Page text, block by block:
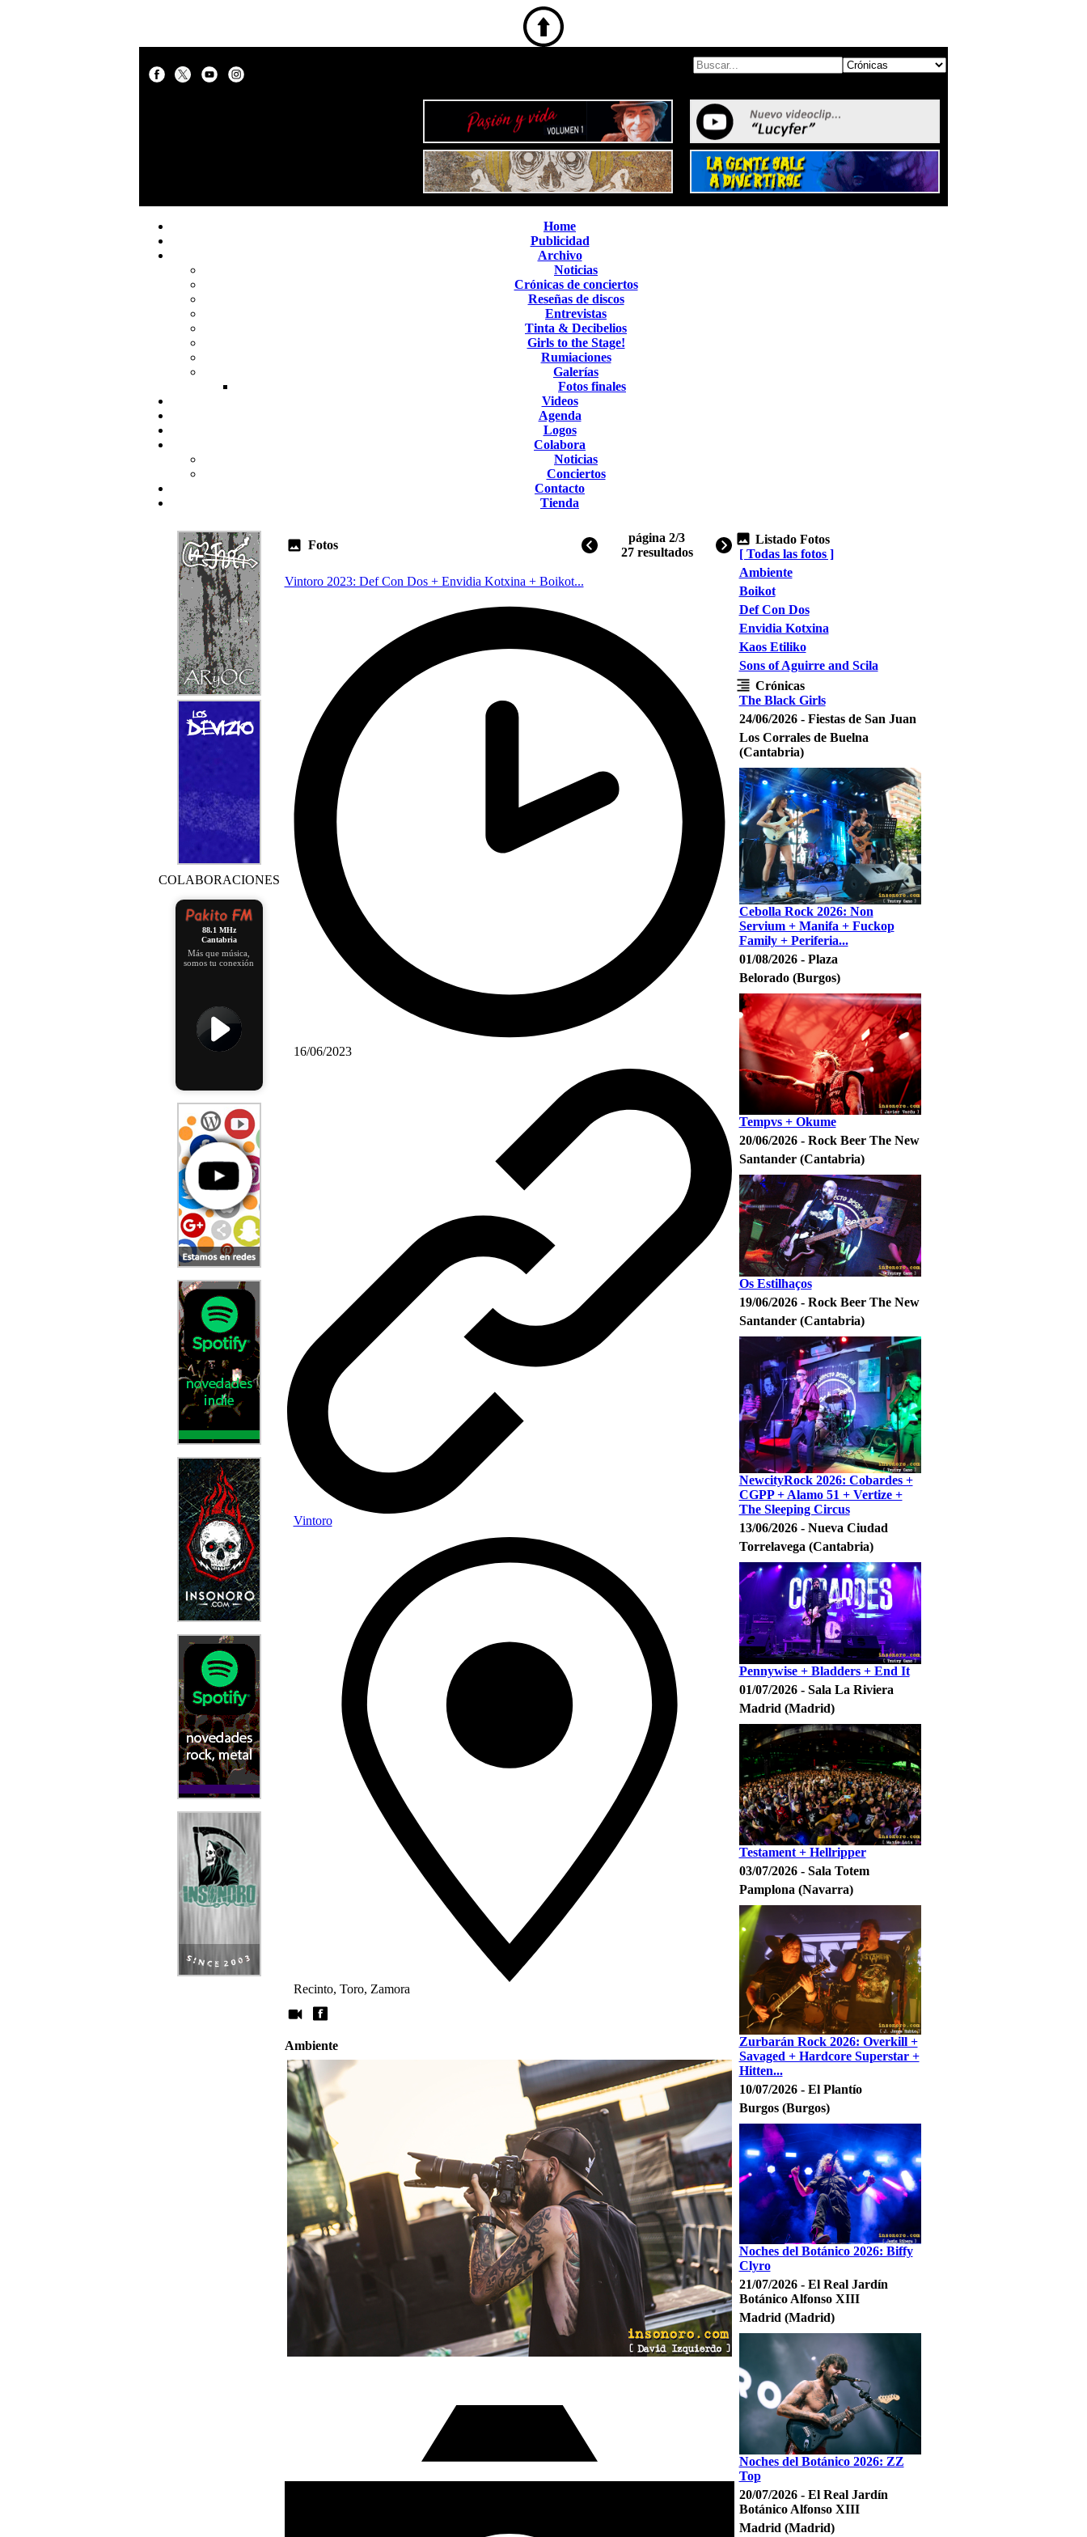
Home
Publicidad
Archivo
Noticias
Crónicas de conciertos
Reseñas de discos
Entrevistas
Tinta & Decibelios
Girls to the Stage!
Rumiaciones
Galerías
Fotos finales
Videos
Agenda
Logos
Colabora
Noticias
Conciertos
Contacto
Tienda
COLABORACIONES
88.1 MHz
Cantabria
Más que música,
somos tu conexión
Fotos
página 2/3
27 resultados
Vintoro 2023: Def Con Dos + Envidia Kotxina + Boikot...
16/06/2023
Vintoro
Recinto, Toro, Zamora
Ambiente
Listado Fotos
[ Todas las fotos ]
Ambiente
Boikot
Def Con Dos
Envidia Kotxina
Kaos Etiliko
Sons of Aguirre and Scila
Crónicas
The Black Girls
24/06/2026 - Fiestas de San Juan
Los Corrales de Buelna
(Cantabria)
Cebolla Rock 2026: Non
Servium + Manifa + Fuckop
Family + Periferia...
01/08/2026 - Plaza
Belorado (Burgos)
Tempvs + Okume
20/06/2026 - Rock Beer The New
Santander (Cantabria)
Os Estilhaços
19/06/2026 - Rock Beer The New
Santander (Cantabria)
NewcityRock 2026: Cobardes +
CGPP + Alamo 51 + Vertize +
The Sleeping Circus
13/06/2026 - Nueva Ciudad
Torrelavega (Cantabria)
Pennywise + Bladders + End It
01/07/2026 - Sala La Riviera
Madrid (Madrid)
Testament + Hellripper
03/07/2026 - Sala Totem
Pamplona (Navarra)
Zurbarán Rock 2026: Overkill +
Savaged + Hardcore Superstar +
Hitten...
10/07/2026 - El Plantío
Burgos (Burgos)
Noches del Botánico 2026: Biffy
Clyro
21/07/2026 - El Real Jardín
Botánico Alfonso XIII
Madrid (Madrid)
Noches del Botánico 2026: ZZ
Top
20/07/2026 - El Real Jardín
Botánico Alfonso XIII
Madrid (Madrid)